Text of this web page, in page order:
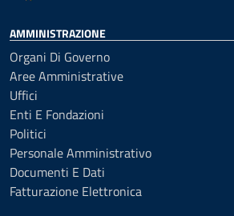
AMMINISTRAZIONE
Organi Di Governo
Aree Amministrative
Uffici
Enti E Fondazioni
Politici
Personale Amministrativo
Documenti E Dati
Fatturazione Elettronica